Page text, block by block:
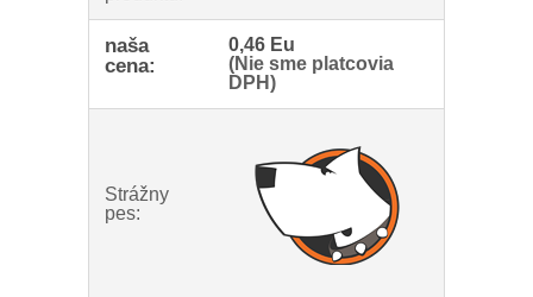
naša
cena:
0,46 Eu
(Nie sme platcovia
DPH)
Strážny
pes: